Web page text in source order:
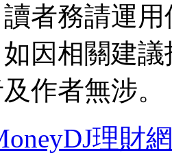
者務請運
因相關建
作者無涉。
理財網